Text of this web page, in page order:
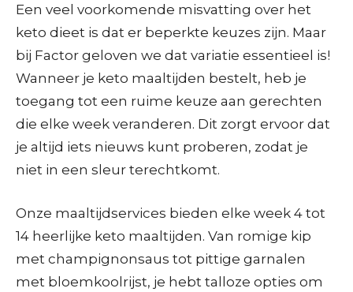
Een veel voorkomende misvatting over het
keto dieet is dat er beperkte keuzes zijn. Maar
bij Factor geloven we dat variatie essentieel is!
Wanneer je keto maaltijden bestelt, heb je
toegang tot een ruime keuze aan gerechten
die elke week veranderen. Dit zorgt ervoor dat
je altijd iets nieuws kunt proberen, zodat je
niet in een sleur terechtkomt.
Onze maaltijdservices bieden elke week 4 tot
14 heerlijke keto maaltijden. Van romige kip
met champignonsaus tot pittige garnalen
met bloemkoolrijst, je hebt talloze opties om